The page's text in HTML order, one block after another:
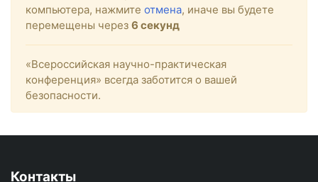
компьютера, нажмите отмена, иначе вы будете
перемещены через 6 секунд
«Всероссийская научно-практическая
конференция» всегда заботится о вашей
безопасности.
Контакты